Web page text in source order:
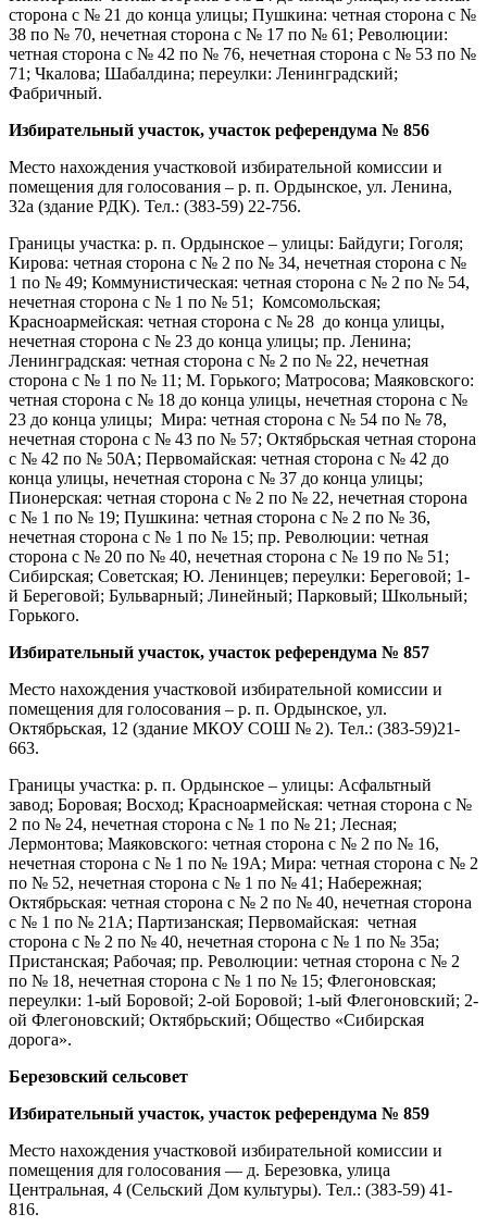
сторона с № 21 до конца улицы; Пушкина: четная сторона с №
38 по № 70, нечетная сторона с № 17 по № 61; Революции:
четная сторона с № 42 по № 76, нечетная сторона с № 53 по №
71; Чкалова; Шабалдина; переулки: Ленинградский;
Фабричный.
Избирательный участок, участок референдума № 856
Место нахождения участковой избирательной комиссии и
помещения для голосования – р. п. Ордынское, ул. Ленина,
32а (здание РДК). Тел.: (383-59) 22-756.
Границы участка: р. п. Ордынское – улицы: Байдуги; Гоголя;
Кирова: четная сторона с № 2 по № 34, нечетная сторона с №
1 по № 49; Коммунистическая: четная сторона с № 2 по № 54,
нечетная сторона с № 1 по № 51; Комсомольская;
Красноармейская: четная сторона с № 28 до конца улицы,
нечетная сторона с № 23 до конца улицы; пр. Ленина;
Ленинградская: четная сторона с № 2 по № 22, нечетная
сторона с № 1 по № 11; М. Горького; Матросова; Маяковского:
четная сторона с № 18 до конца улицы, нечетная сторона с №
23 до конца улицы; Мира: четная сторона с № 54 по № 78,
нечетная сторона с № 43 по № 57; Октябрьская четная сторона
с № 42 по № 50А; Первомайская: четная сторона с № 42 до
конца улицы, нечетная сторона с № 37 до конца улицы;
Пионерская: четная сторона с № 2 по № 22, нечетная сторона
с № 1 по № 19; Пушкина: четная сторона с № 2 по № 36,
нечетная сторона с № 1 по № 15; пр. Революции: четная
сторона с № 20 по № 40, нечетная сторона с № 19 по № 51;
Сибирская; Советская; Ю. Ленинцев; переулки: Береговой; 1-
й Береговой; Бульварный; Линейный; Парковый; Школьный;
Горького.
Избирательный участок, участок референдума № 857
Место нахождения участковой избирательной комиссии и
помещения для голосования – р. п. Ордынское, ул.
Октябрьская, 12 (здание МКОУ СОШ № 2). Тел.: (383-59)21-
663.
Границы участка: р. п. Ордынское – улицы: Асфальтный
завод; Боровая; Восход; Красноармейская: четная сторона с №
2 по № 24, нечетная сторона с № 1 по № 21; Лесная;
Лермонтова; Маяковского: четная сторона с № 2 по № 16,
нечетная сторона с № 1 по № 19А; Мира: четная сторона с № 2
по № 52, нечетная сторона с № 1 по № 41; Набережная;
Октябрьская: четная сторона с № 2 по № 40, нечетная сторона
с № 1 по № 21А; Партизанская; Первомайская: четная
сторона с № 2 по № 40, нечетная сторона с № 1 по № 35а;
Пристанская; Рабочая; пр. Революции: четная сторона с № 2
по № 18, нечетная сторона с № 1 по № 15; Флегоновская;
переулки: 1-ый Боровой; 2-ой Боровой; 1-ый Флегоновский; 2-
ой Флегоновский; Октябрьский; Общество «Сибирская
дорога».
Березовский сельсовет
Избирательный участок, участок референдума № 859
Место нахождения участковой избирательной комиссии и
помещения для голосования — д. Березовка, улица
Центральная, 4 (Сельский Дом культуры). Тел.: (383-59) 41-
816.